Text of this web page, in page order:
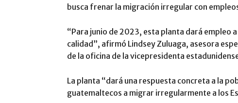
busca frenar la migración irregular con
“Para junio de 2023, esta planta dará empleo
calidad”, afirmó Lindsey Zuluaga, asesora
de la oficina de la vicepresidenta
La planta “dará una respuesta concreta a la
guatemaltecos a migrar irregularmente a los